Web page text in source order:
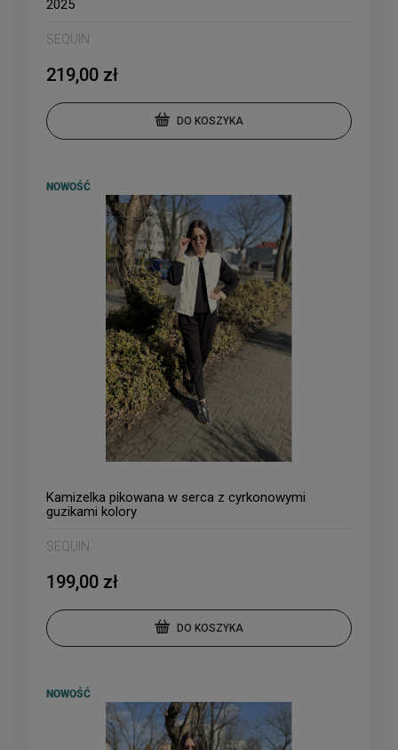
2025
SEQUIN
219,00 zł
DO KOSZYKA
Kamizelka pikowana w serca z cyrkonowymi
guzikami kolory
SEQUIN
199,00 zł
DO KOSZYKA
NOWOŚĆ
NOWOŚĆ